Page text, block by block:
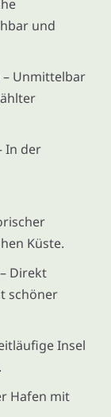
und
– Unmittelbar
In der
Küste.
– Direkt
schöner
Insel
Hafen mit